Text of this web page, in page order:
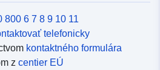
800 6 7 8 9 10 11
telefonicky
kontaktného formulára
z centier EÚ